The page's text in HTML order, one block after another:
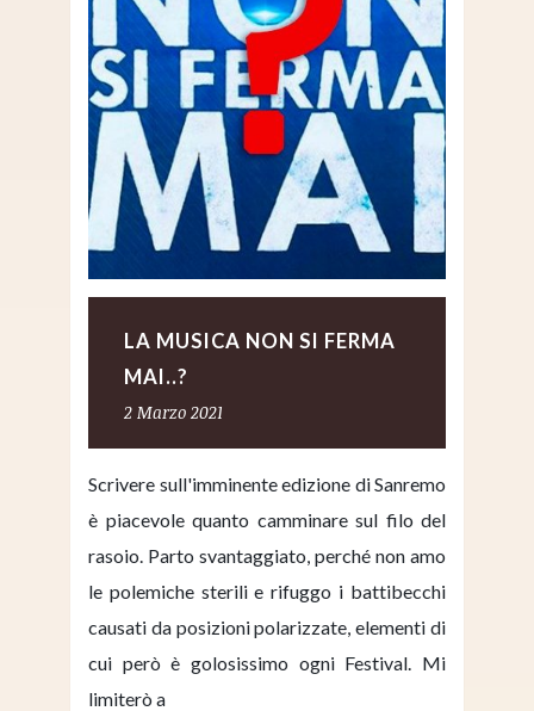
LA MUSICA NON SI FERMA
MAI..?
2 Marzo 2021
Scrivere sull'imminente edizione di Sanremo
è piacevole quanto camminare sul filo del
rasoio. Parto svantaggiato, perché non amo
le polemiche sterili e rifuggo i battibecchi
causati da posizioni polarizzate, elementi di
cui però è golosissimo ogni Festival. Mi
limiterò a